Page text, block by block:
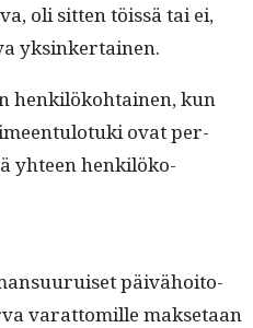
oli sit­ten töis­sä tai ei,
yksinkertainen.
henkilöko­htainen, kun
ovat per­
yhteen henkilöko­
päivähoit­o­
varat­tomille mak­se­taan